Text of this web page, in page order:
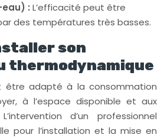
: L’efficacité peut être
des températures très basses.
son
thermodynamique
être adapté à la consommation
à l’espace disponible et aux
d’un professionnel
pour l’installation et la mise en